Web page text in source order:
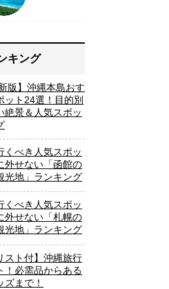
キング
版】沖縄本島おす
ット24選！目的別
絶景＆人気スポッ
くべき人気スポッ
外せない「函館の
光地」ランキング
くべき人気スポッ
外せない「札幌の
光地」ランキング
スト付】沖縄旅行
！必需品からある
ズまで！